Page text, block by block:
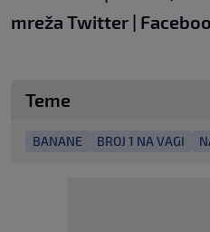
mreža Twitter |
Teme
BANANE BROJ 1 NA VAGI